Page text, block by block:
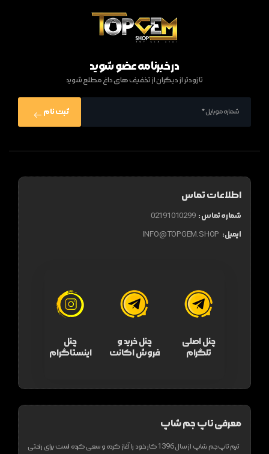
در خبرنامه عضو شوید
تا زودتر از دیگران از تخفیف های داغ مطلع شوید
ثبت نام
اطلاعات تماس
شماره تماس : 02191010299
ایمیل: INFO@TOPGEM.SHOP
چنل اصلی
تلگرام
چنل خرید و
فروش اکانت
چنل
اینستاگرام
معرفی تاپ جم شاپ
تیم تاپ جم شاپ از سال 1396 کار خود را آغاز کرده و سعی کرده است برای راحتی